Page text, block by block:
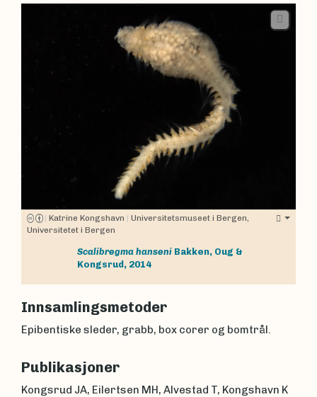
| Katrine Kongshavn | Universitetsmuseet i Bergen,
Universitetet i Bergen
Scalibregma hanseni Bakken, Oug &
Kongsrud, 2014
Innsamlingsmetoder
Epibentiske sleder, grabb, box corer og bomtrål.
Publikasjoner
Kongsrud JA, Eilertsen MH, Alvestad T, Kongshavn K